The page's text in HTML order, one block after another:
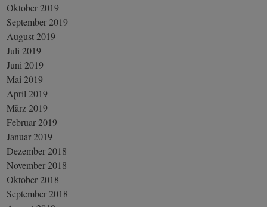
Oktober 2019
September 2019
August 2019
Juli 2019
Juni 2019
Mai 2019
April 2019
März 2019
Februar 2019
Januar 2019
Dezember 2018
November 2018
Oktober 2018
September 2018